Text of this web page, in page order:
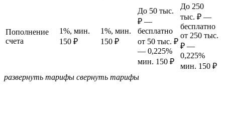
Пополнение
счета
1%, мин.
150 ₽
1%, мин.
150 ₽
До 50 тыс.
₽ —
бесплатно
от 50 тыс. ₽
— 0,225%
мин. 150 ₽
До 250
тыс. ₽ —
бесплатно
от 250 тыс.
₽ —
0,225%
мин. 150 ₽
развернуть тарифы свернуть тарифы